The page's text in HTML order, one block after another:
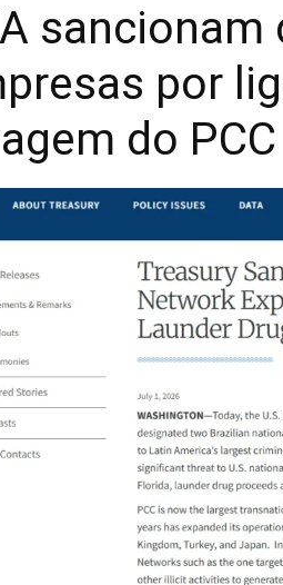
por
do PCC